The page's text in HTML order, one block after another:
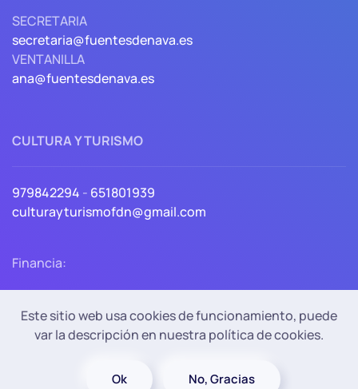
SECRETARIA
secretaria@fuentesdenava.es
VENTANILLA
ana@fuentesdenava.es
CULTURA Y TURISMO
979842294 - 651801939
culturayturismofdn@gmail.com
Financia:
Política de Privacidad
Política de cookies
Este sitio web usa cookies de funcionamiento, puede
var la descripción en nuestra política de cookies.
Ok No, Gracias